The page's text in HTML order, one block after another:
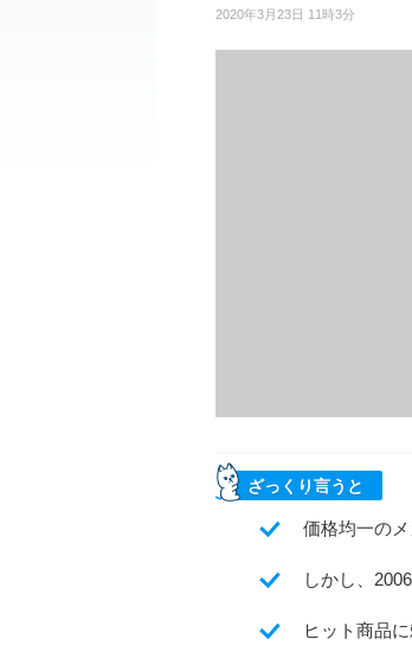
2020年3月23日 11時3分
ざっくり言うと
価格均一の
しかし、
ヒット商品